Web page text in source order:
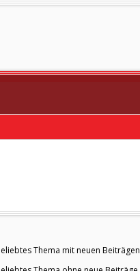
Thema mit neuen Beiträgen